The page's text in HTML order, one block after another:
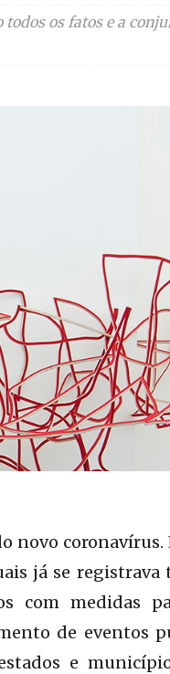
os fatos e a
novo coronavírus.
já se registrava
com medidas
de eventos
e